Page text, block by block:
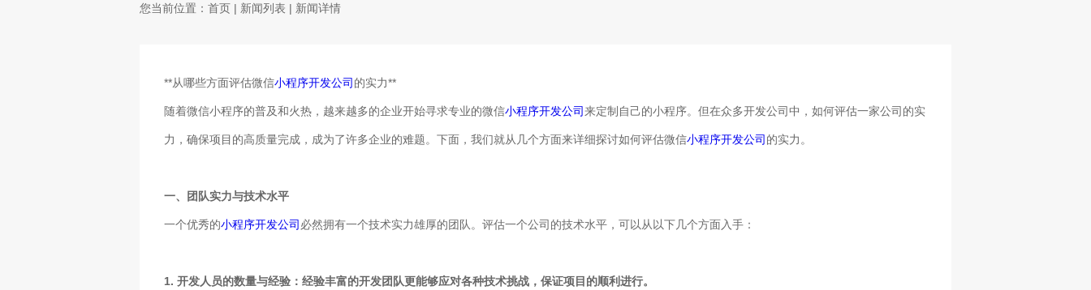
您当前位置： 首页 | 新闻列表 | 新闻详情
**从哪些方面评估微信小程序开发公司 的实力**
随着微信小程序的普及和火热，越来越多的企业开始寻求专业的微信小程序开发公司来定制自己的小程序。但在众多开发公司中，如何评估一家公司的实
力，确保项目的高质量完成，成为了许多企业的难题。下面，我们就从几个方面来详细探讨如何评估微信小程序开发公司 的实力。
一、团队实力与技术水平
一个优秀的小程序开发公司 必然拥有一个技术实力雄厚的团队。评估一个公司的技术水平，可以从以下几个方面入手：
1. 开发人员的数量与经验：经验丰富的开发团队更能够应对各种技术挑战，保证项目的顺利进行。